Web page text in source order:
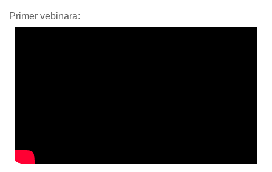
Primer vebinara: